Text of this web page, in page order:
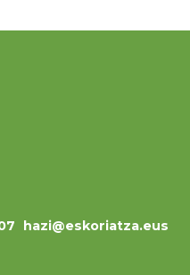
hazi@eskoriatza.eus